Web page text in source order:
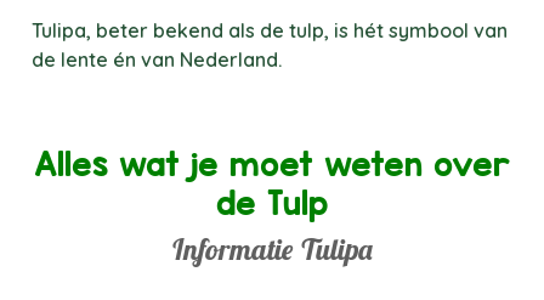
Tulipa, beter bekend als de tulp, is hét symbool van
de lente én van Nederland.
Alles wat je moet weten over
de Tulp
Informatie Tulipa